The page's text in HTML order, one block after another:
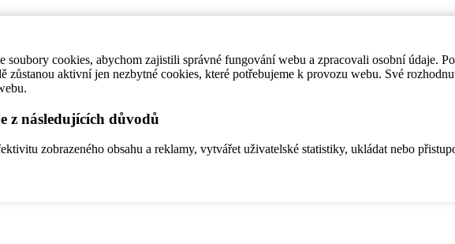
soubory cookies, abychom zajistili správné fungování webu a zpracovali osobní údaje.
zůstanou aktivní jen nezbytné cookies, které potřebujeme k provozu webu. Své
z následujících důvodů
zobrazeného obsahu a reklamy, vytvářet uživatelské statistiky, ukládat nebo